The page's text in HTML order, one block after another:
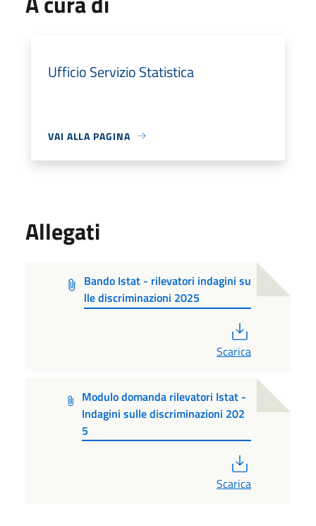
Ufficio Servizio Statistica
VAI ALLA PAGINA
Allegati
Bando Istat - rilevatori indagini su
lle discriminazioni 2025
Scarica
Modulo domanda rilevatori Istat -
Indagini sulle discriminazioni 202
5
Scarica